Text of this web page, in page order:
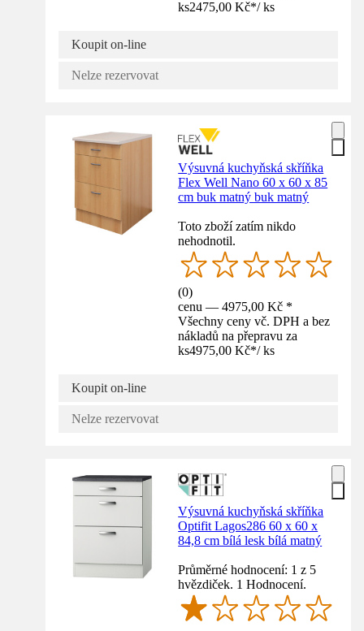
ks2475,00 Kč*/ ks
Koupit on-line
Nelze rezervovat
Výsuvná kuchyňská skříňka
Flex Well Nano 60 x 60 x 85
cm buk matný buk matný
Toto zboží zatím nikdo
nehodnotil.
(0)
cenu — 4975,00 Kč *
Všechny ceny vč. DPH a bez
nákladů na přepravu za
ks4975,00 Kč*/ ks
Koupit on-line
Nelze rezervovat
Výsuvná kuchyňská skříňka
Optifit Lagos286 60 x 60 x
84,8 cm bílá lesk bílá matný
Průměrné hodnocení: 1 z 5
hvězdiček. 1 Hodnocení.